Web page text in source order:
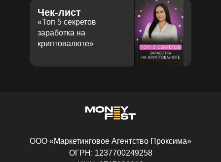
Чек-лист
«‎Топ 5 секретов
заработка на
криптовалюте»‎
ООО «Маркетинговое Агентство Проксима»
ОГРН: 1237700249258